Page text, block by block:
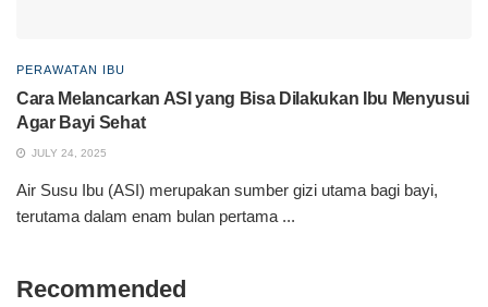
PERAWATAN IBU
Cara Melancarkan ASI yang Bisa Dilakukan Ibu Menyusui
Agar Bayi Sehat
JULY 24, 2025
Air Susu Ibu (ASI) merupakan sumber gizi utama bagi bayi,
terutama dalam enam bulan pertama ...
Recommended